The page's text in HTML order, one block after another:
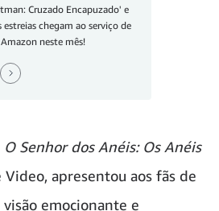
Cruzado Encapuzado' e
chegam ao serviço de
neste mês!
O Senhor dos Anéis: Os Anéis
apresentou aos fãs de
emocionante e